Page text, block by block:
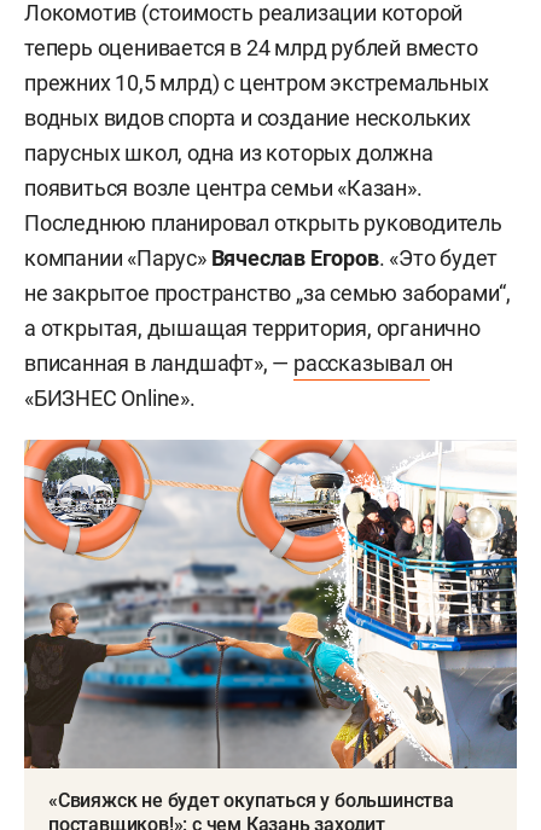
Локомотив (стоимость реализации которой
теперь оценивается в 24 млрд рублей вместо
прежних 10,5 млрд) с центром экстремальных
водных видов спорта и создание нескольких
парусных школ, одна из которых должна
появиться возле центра семьи «Казан».
Последнюю планировал открыть руководитель
компании «Парус» Вячеслав Егоров. «Это будет
не закрытое пространство „за семью заборами“,
а открытая, дышащая территория, органично
вписанная в ландшафт», — рассказывал он
«БИЗНЕС Online».
«Свияжск не будет окупаться у большинства
поставщиков!»: с чем Казань заходит